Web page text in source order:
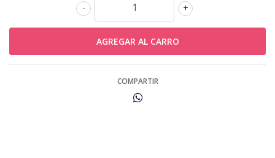
+
-
COMPARTIR